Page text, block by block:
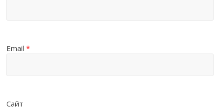
Email*
Сайт